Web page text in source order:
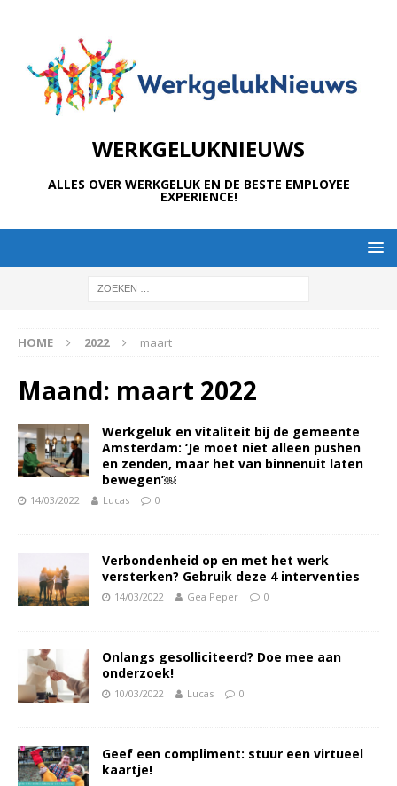
WERKGELUKNIEUWS
ALLES OVER WERKGELUK EN DE BESTE EMPLOYEE
EXPERIENCE!
HOME 2022 maart
Maand: maart 2022
Werkgeluk en vitaliteit bij de gemeente
Amsterdam: ‘Je moet niet alleen pushen
en zenden, maar het van binnenuit laten
bewegen’￼
14/03/2022 Lucas 0
Verbondenheid op en met het werk
versterken? Gebruik deze 4 interventies
14/03/2022 Gea Peper 0
Onlangs gesolliciteerd? Doe mee aan
onderzoek!
10/03/2022 Lucas 0
Geef een compliment: stuur een virtueel
kaartje!